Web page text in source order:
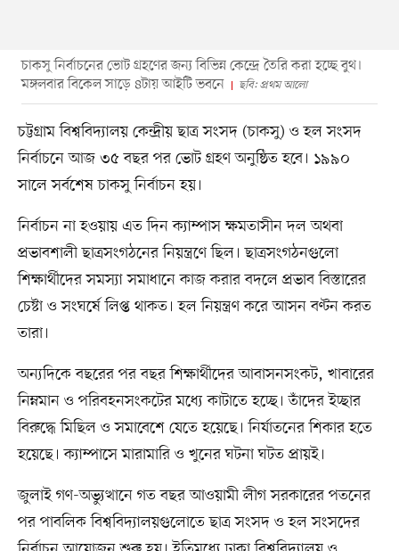
চাকসু নির্বাচনের ভোট গ্রহণের জন্য বিভিন্ন কেন্দ্রে তৈরি করা হচ্ছে বুথ।
মঙ্গলবার বিকেল সাড়ে ৪টায় আইটি ভবনে
ছবি: প্রথম আলো
চট্টগ্রাম বিশ্ববিদ্যালয় কেন্দ্রীয় ছাত্র সংসদ (চাকসু) ও হল সংসদ
নির্বাচনে আজ ৩৫ বছর পর ভোট গ্রহণ অনুষ্ঠিত হবে। ১৯৯০
সালে সর্বশেষ চাকসু নির্বাচন হয়।
নির্বাচন না হওয়ায় এত দিন ক্যাম্পাস ক্ষমতাসীন দল অথবা
প্রভাবশালী ছাত্রসংগঠনের নিয়ন্ত্রণে ছিল। ছাত্রসংগঠনগুলো
শিক্ষার্থীদের সমস্যা সমাধানে কাজ করার বদলে প্রভাব বিস্তারের
চেষ্টা ও সংঘর্ষে লিপ্ত থাকত। হল নিয়ন্ত্রণ করে আসন বণ্টন করত
তারা।
অন্যদিকে বছরের পর বছর শিক্ষার্থীদের আবাসনসংকট, খাবারের
নিম্নমান ও পরিবহনসংকটের মধ্যে কাটাতে হচ্ছে। তাঁদের ইচ্ছার
বিরুদ্ধে মিছিল ও সমাবেশে যেতে হয়েছে। নির্যাতনের শিকার হতে
হয়েছে। ক্যাম্পাসে মারামারি ও খুনের ঘটনা ঘটত প্রায়ই।
জুলাই গণ-অভ্যুত্থানে গত বছর আওয়ামী লীগ সরকারের পতনের
পর পাবলিক বিশ্ববিদ্যালয়গুলোতে ছাত্র সংসদ ও হল সংসদের